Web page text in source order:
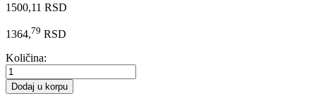
1500,11 RSD
1364,79 RSD
Količina:
Dodaj u korpu